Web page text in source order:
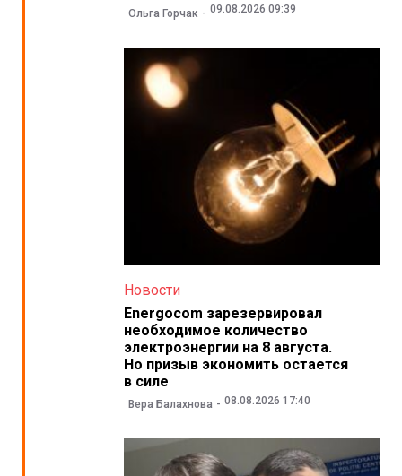
Ольга Горчак 09.08.2026 09:39
Новости
Energocom зарезервировал
необходимое количество
электроэнергии на 8 августа.
Но призыв экономить остается
в силе
Вера Балахнова 08.08.2026 17:40